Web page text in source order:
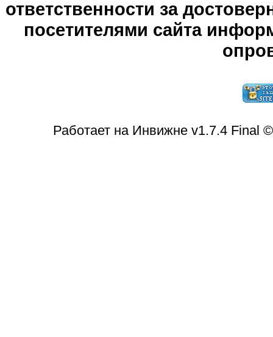
ответственности за
посетителями сайта
Работает на Инвижне v1.7.4 Final